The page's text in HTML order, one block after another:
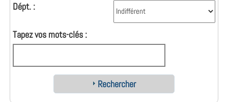
Dépt. :
Tapez vos mots-clés :
Rechercher